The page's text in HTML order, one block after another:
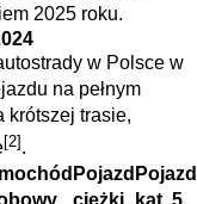
2025 roku.
w Polsce w
na pełnym
krótszej trasie,
[2] .
Pojazd Pojazd